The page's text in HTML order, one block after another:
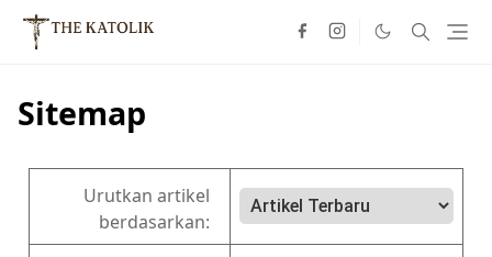
Sitemap
Urutkan artikel
berdasarkan: